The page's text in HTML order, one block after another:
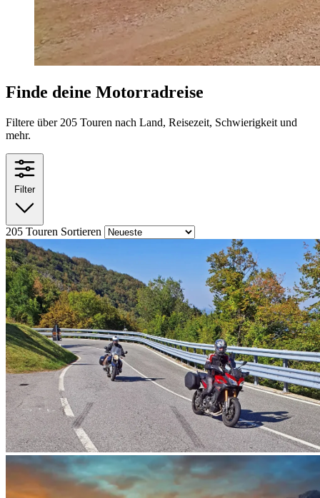
Finde deine Motorradreise
Filtere über 205 Touren nach Land, Reisezeit, Schwierigkeit und
mehr.
Filter
205 Touren Sortieren